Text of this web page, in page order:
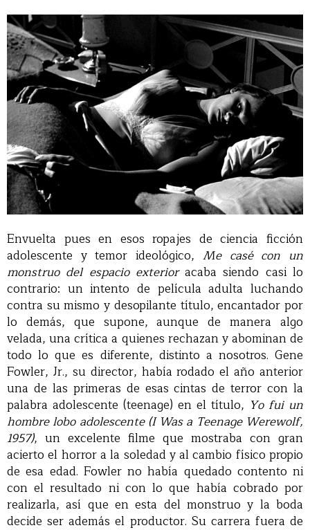
Envuelta pues en esos ropajes de ciencia ficción
adolescente y temor ideológico, Me casé con un
monstruo del espacio exterioracaba siendo casi lo
contrario: un intento de película adulta luchando
contra su mismo y desopilante título, encantador por
lo demás, que supone, aunque de manera algo
velada, una crítica a quienes rechazan y abominan de
todo lo que es diferente, distinto a nosotros. Gene
Fowler, Jr., su director, había rodado el año anterior
una de las primeras de esas cintas de terror con la
palabra adolescente (teenage) en el título, Yo fui un
hombre lobo adolescente (I Was a Teenage Werewolf,
1957), un excelente filme que mostraba con gran
acierto el horror a la soledad y al cambio físico propio
de esa edad. Fowler no había quedado contento ni
con el resultado ni con lo que había cobrado por
realizarla, así que en esta del monstruo y la boda
decide ser además el productor. Su carrera fuera de